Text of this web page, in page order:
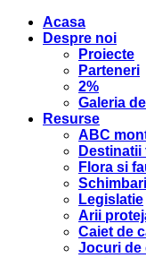
Acasa
Despre noi
Proiecte
Parteneri
2%
Galeria
Resurse
ABC
Flora si
Legislatie
Arii
Caiet de
Jocuri de